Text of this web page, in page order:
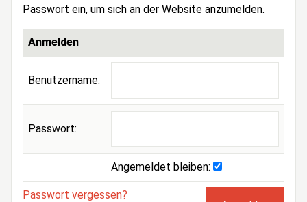
Passwort ein, um sich an der Website anzumelden.
Anmelden
Benutzername:
Passwort:
Angemeldet bleiben:
Passwort vergessen?